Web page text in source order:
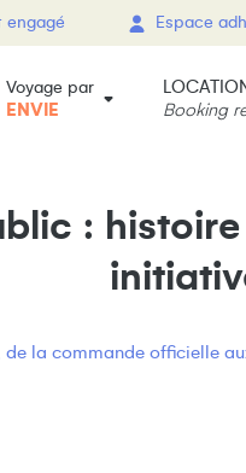
engagé Espace
Voyage par
ENVIE
Booking
:
de la commande officielle